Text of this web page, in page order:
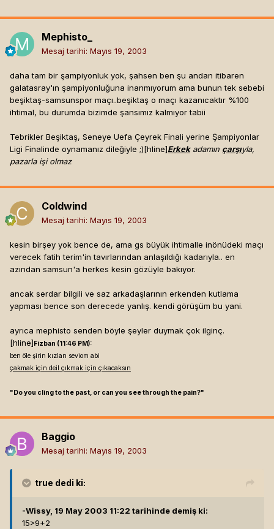
Galatasaray'ın "hakem sayesinde şampiyon oldunuz"
demesi komiktir.Bjk sezon başından beri Türkiye'nin en iyi
top oynayan takımıdır.Dünya'da iyi oynayan sayılı
takımlardandır :
hakemler sayesinde aldık o zaman " diye.
Bizde " Uefa'da da mı hakemler sayesinde çeyrek final
oynadık "
dersek.
uefa'da çeyrek final > Uefa'ya bile
katılamamak(şampiyonlar ligi grup 4.lüğü)[hline]
"Hepimiz
Zenciyiz"
Mephisto_
Mesaj tarihi: Mayıs 19, 2003
daha tam bir şampiyonluk yok, şahsen ben şu andan itibaren
galatasray'ın şampiyonluğuna inanmıyorum ama bunun tek sebebi
beşiktaş-samsunspor maçı..beşiktaş o maçı kazanıcaktır %100
ihtimal, bu durumda bizimde şansımız kalmıyor tabii
Tebrikler Beşiktaş, Seneye Uefa Çeyrek Finali yerine Şampiyonlar
Ligi Finalinde oynamanız dileğiyle ;)[hline]Erkekadamın çarşıyla,
pazarla işi olmaz
Coldwind
Mesaj tarihi: Mayıs 19, 2003
kesin birşey yok bence de, ama gs büyük ihtimalle inönüdeki maçı
verecek fatih terim'in tavırlarından anlaşıldığı kadarıyla.. en
azından samsun'a herkes kesin gözüyle bakıyor.
ancak serdar bilgili ve saz arkadaşlarının erkenden kutlama
yapması bence son derecede yanlış. kendi görüşüm bu yani.
ayrıca mephisto senden böyle şeyler duymak çok ilginç.
[hline] Fizban (11:46 PM):
ben öle şirin kızları seviom abi
çakmak için deil çıkmak için çıkacaksın
"Do you cling to the past, or can you see through the pain?"
Baggio
Mesaj tarihi: Mayıs 19, 2003
true dedi ki:
-Wissy, 19 May 2003 11:22 tarihinde demiş ki:
15>9+2